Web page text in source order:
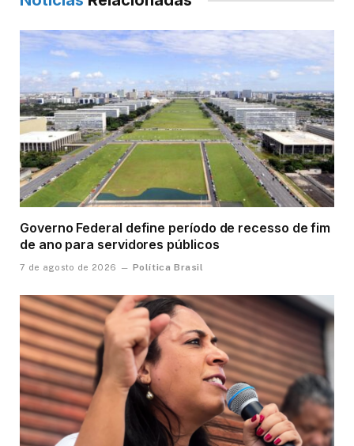
Governo Federal define período de recesso de fim
de ano para servidores públicos
7 de agosto de 2026 Política Brasil